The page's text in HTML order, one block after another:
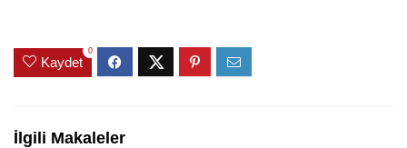
Kaydet
0
İlgili Makaleler